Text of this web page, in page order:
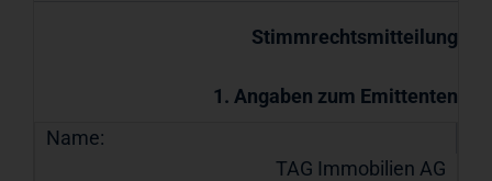
Stimmrechtsmitteilung
1. Angaben zum Emittenten
Name:
TAG Immobilien AG